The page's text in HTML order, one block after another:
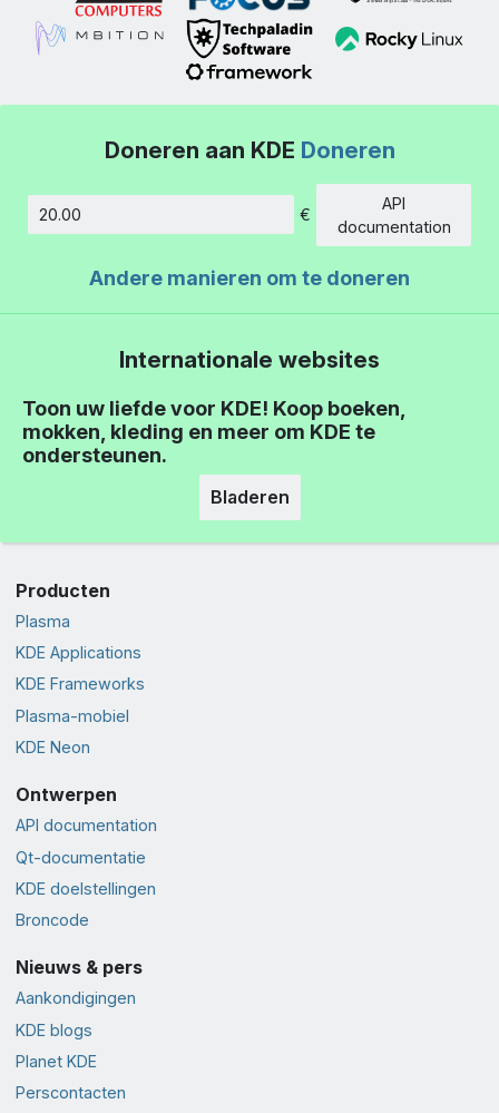
Doneren aan KDE Doneren
Hoeveelheid
€
API
documentation
Andere manieren om te doneren
Internationale websites
Toon uw liefde voor KDE! Koop boeken,
mokken, kleding en meer om KDE te
ondersteunen.
Bladeren
Producten
Plasma
KDE Applications
KDE Frameworks
Plasma-mobiel
KDE Neon
Ontwerpen
API documentation
Qt-documentatie
KDE doelstellingen
Broncode
Nieuws & pers
Aankondigingen
KDE blogs
Planet KDE
Perscontacten